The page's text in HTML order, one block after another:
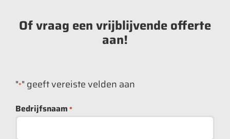
Of vraag een vrijblijvende offerte
aan!
"*" geeft vereiste velden aan
Bedrijfsnaam *